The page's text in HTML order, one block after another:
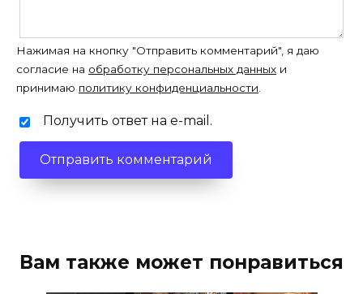
Нажимая на кнопку "Отправить комментарий", я даю
согласие на обработку персональных данных и
принимаю политику конфиденциальности.
Получить ответ на e-mail.
Вам также может понравиться